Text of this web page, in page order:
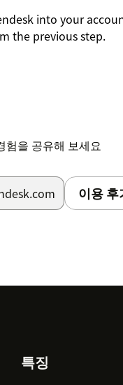
into your
the previous step.
험을 공유해 보세요
이용
특징